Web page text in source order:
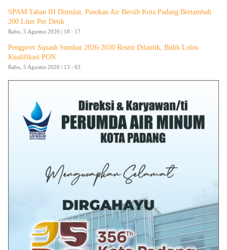
SPAM Taban III Dimulai, Pasokan Air Bersih Kota Padang Bertambah
200 Liter Per Detik
Rabu, 5 Agustus 2026 | 18 : 17
Pengprov Squash Sumbar 2026-2030 Resmi Dilantik, Bidik Lolos
Kualifikasi PON
Rabu, 5 Agustus 2026 | 13 : 03